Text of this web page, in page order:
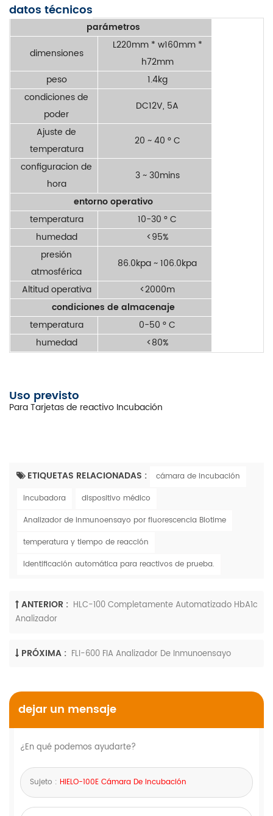
datos técnicos
parámetros
dimensiones
L220mm * w160mm *
h72mm
peso
1.4kg
condiciones de
poder
DC12V, 5A
Ajuste de
temperatura
20 ~ 40 ° C
configuracion de
hora
3 ~ 30mins
entorno operativo
temperatura
10-30 ° C
humedad
<95%
presión
atmosférica
86.0kpa ~ 106.0kpa
Altitud operativa
<2000m
condiciones de almacenaje
temperatura
0-50 ° C
humedad
<80%
Uso previsto
Para Tarjetas de reactivo Incubación
ETIQUETAS RELACIONADAS :
cámara de incubación
incubadora
dispositivo médico
Analizador de inmunoensayo por fluorescencia Biotime
temperatura y tiempo de reacción
Identificación automática para reactivos de prueba.
ANTERIOR : HLC-100 Completamente Automatizado HbA1c
Analizador
PRÓXIMA : FLI-600 FIA Analizador De Inmunoensayo
dejar un mensaje
¿En qué podemos ayudarte?
Sujeto : HIELO-100E Cámara De Incubación